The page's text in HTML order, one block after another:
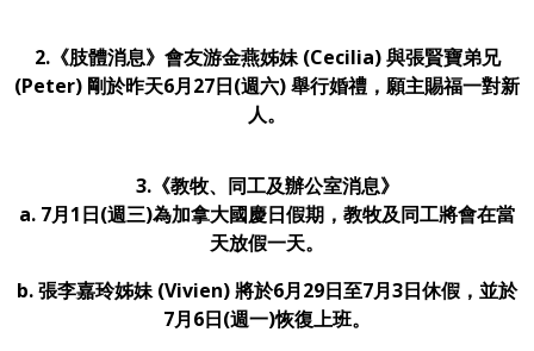
2.《肢體消息》會友游金燕姊妹 (Cecilia) 與張賢寶弟兄
(Peter) 剛於昨天6月27日(週六) 舉行婚禮，願主賜福一對新
人。
3.《教牧、同工及辦公室消息》
a. 7月1日(週三)為加拿大國慶日假期，教牧及同工將會在當
天放假一天。
b.張李嘉玲姊妹 (Vivien)將於6月29日至7月3日休假， 並於
7月6日(週一)恢復上班。